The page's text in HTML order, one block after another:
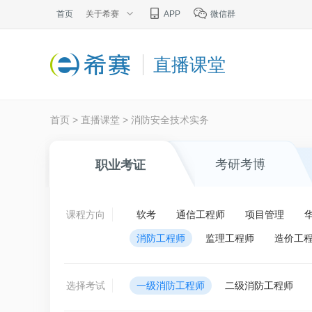
首页 关于希赛 APP 微信群
直播课堂
首页 > 直播课堂 > 消防安全技术实务
职业考证 考研考博
课程方向 软考 通信工程师 项目管理
消防工程师 监理工程师 造价工
选择考试 一级消防工程师 二级消防工程师